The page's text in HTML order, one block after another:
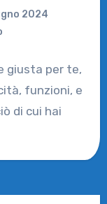
2024
giusta per te,
funzioni, e
di cui hai